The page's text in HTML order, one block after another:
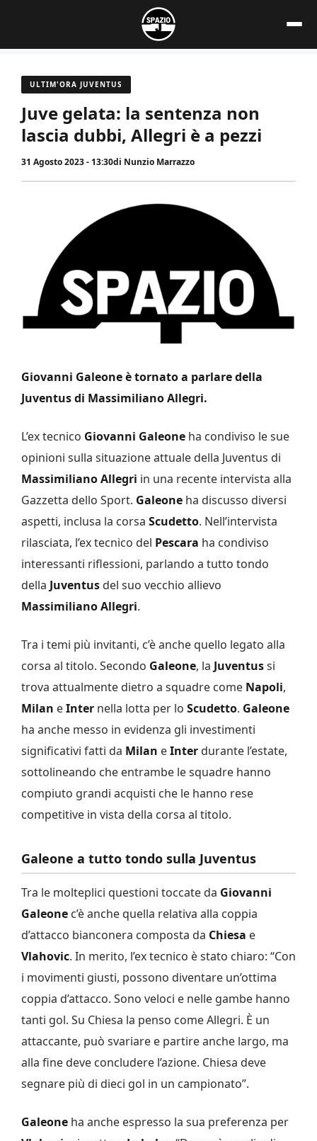
contenuto
ULTIM'ORA JUVENTUS
Juve gelata: la sentenza non
lascia dubbi, Allegri è a pezzi
31 Agosto 2023 - 13:30di Nunzio Marrazzo
Giovanni Galeone è tornato a parlare della
Juventus di Massimiliano Allegri.
L’ex tecnico Giovanni Galeone ha condiviso le sue
opinioni sulla situazione attuale della Juventus di
Massimiliano Allegri in una recente intervista alla
Gazzetta dello Sport. Galeone ha discusso diversi
aspetti, inclusa la corsa Scudetto. Nell’intervista
rilasciata, l’ex tecnico del Pescara ha condiviso
interessanti riflessioni, parlando a tutto tondo
della Juventus del suo vecchio allievo
Massimiliano Allegri.
Tra i temi più invitanti, c’è anche quello legato alla
corsa al titolo. Secondo Galeone, la Juventussi
trova attualmente dietro a squadre come Napoli,
Milan eInter nella lotta per lo Scudetto. Galeone
ha anche messo in evidenza gli investimenti
significativi fatti da Milan eInter durante l’estate,
sottolineando che entrambe le squadre hanno
compiuto grandi acquisti che le hanno rese
competitive in vista della corsa al titolo.
Galeone a tutto tondo sulla Juventus
Tra le molteplici questioni toccate da Giovanni
Galeone c’è anche quella relativa alla coppia
d’attacco bianconera composta da Chiesa e
Vlahovic. In merito, l’ex tecnico è stato chiaro: “Con
i movimenti giusti, possono diventare un’ottima
coppia d’attacco. Sono veloci e nelle gambe hanno
tanti gol. Su Chiesa la penso come Allegri. È un
attaccante, può svariare e partire anche largo, ma
alla fine deve concludere l’azione. Chiesa deve
segnare più di dieci gol in un campionato”.
Galeone ha anche espresso la sua preferenza per